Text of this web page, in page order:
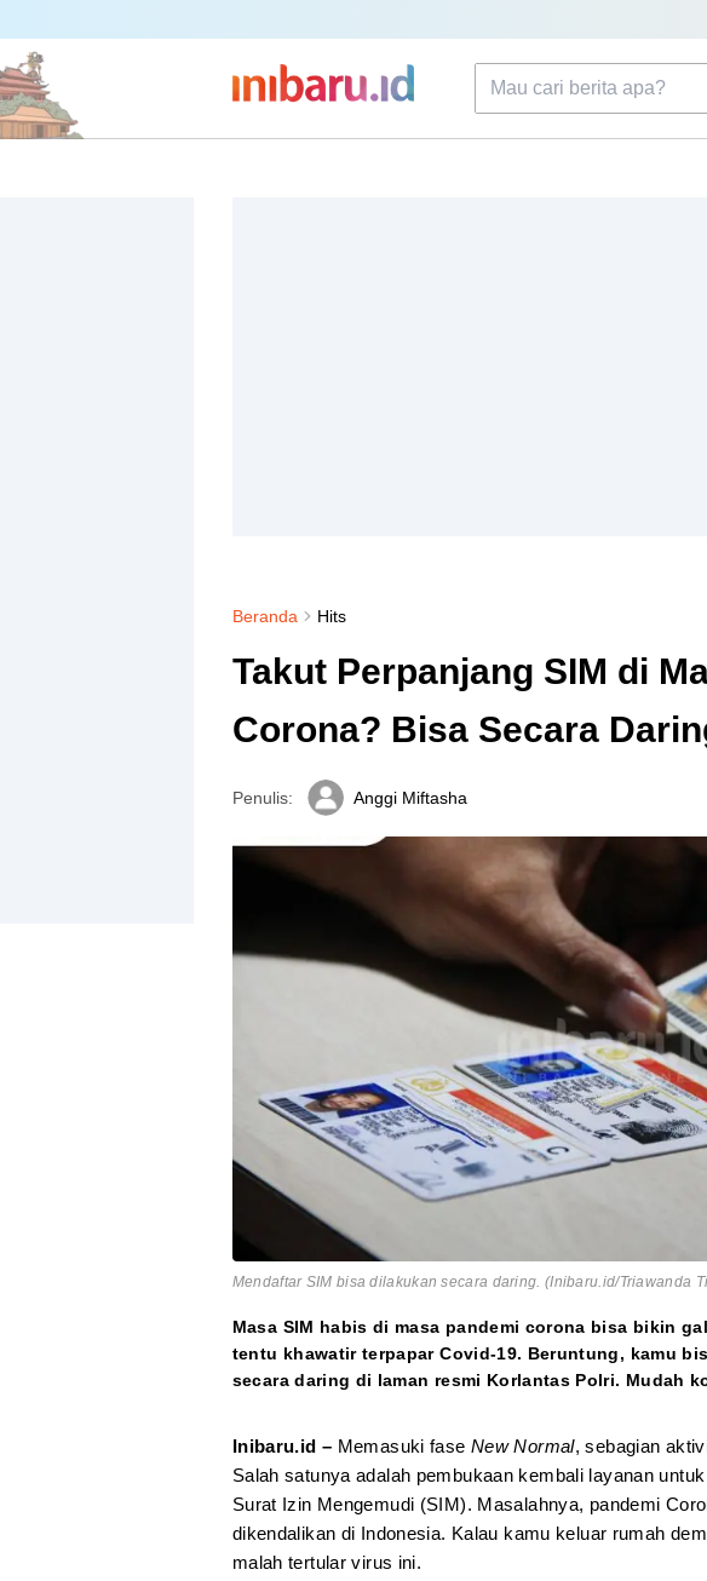
Beranda Hits
Takut Perpanjang SIM di
Corona? Bisa Secara
Penulis: Anggi Miftasha
Mendaftar SIM bisa dilakukan secara daring. (Inibaru.id/Triawanda
Masa SIM habis di masa pandemi corona bisa bikin
tentu khawatir terpapar Covid-19. Beruntung, kamu
secara daring di laman resmi Korlantas Polri. Mudah
Inibaru.id – Memasuki fase New Normal, sebagian
Salah satunya adalah pembukaan kembali layanan
Surat Izin Mengemudi (SIM). Masalahnya, pandemi
dikendalikan di Indonesia. Kalau kamu keluar rumah
malah tertular virus ini.